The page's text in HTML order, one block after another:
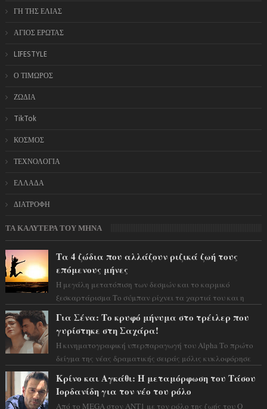
ΓΗ ΤΗΣ ΕΛΙΑΣ
ΑΓΙΟΣ ΕΡΩΤΑΣ
LIFESTYLE
Ο ΤΙΜΩΡΟΣ
ΖΩΔΙΑ
TikTok
ΚΟΣΜΟΣ
ΤΕΧΝΟΛΟΓΙΑ
ΕΛΛΑΔΑ
ΔΙΑΤΡΟΦΗ
ΤΑ ΚΑΛΥΤΕΡΑ ΤΟΥ ΜΗΝΑ
Τα 4 ζώδια που αλλάζουν ριζικά ζωή τους
επόμενους μήνες
Η μεγάλη μετατόπιση των δεσμών και το καρμικό
ξεσκαρτάρισμα Το σύμπαν ρίχνει τα χαρτιά του και η
Για Σένα: Το κρυφό μήνυμα στο τρέιλερ που
γυρίστηκε στη Σαχάρα!
Η κινηματογραφική υπερπαραγωγή του Alpha Το πρώτο
δείγμα της νέας δραματικής σειράς μόλις κυκλοφόρησε
Κρίνο και Αγκάθι: Η μεταμόρφωση του Τάσου
Ιορδανίδη για τον νέο του ρόλο
Από το MEGA στον ΑΝΤ1 με τον ρόλο της ζωής του Ο